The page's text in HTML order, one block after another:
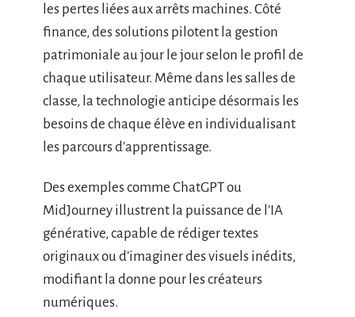
les pertes liées aux arrêts machines. Côté
finance, des solutions pilotent la gestion
patrimoniale au jour le jour selon le profil de
chaque utilisateur. Même dans les salles de
classe, la technologie anticipe désormais les
besoins de chaque élève en individualisant
les parcours d’apprentissage.
Des exemples comme ChatGPT ou
MidJourney illustrent la puissance de l’IA
générative, capable de rédiger textes
originaux ou d’imaginer des visuels inédits,
modifiant la donne pour les créateurs
numériques.